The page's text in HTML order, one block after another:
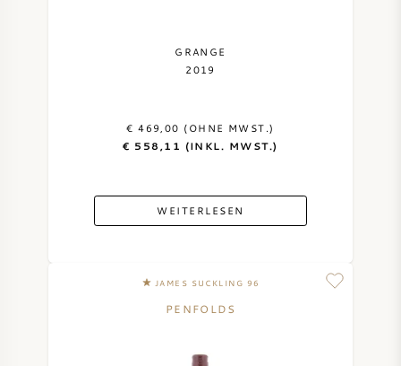
GRANGE
2019
€ 469,00 (OHNE MWST.)
€ 558,11 (INKL. MWST.)
WEITERLESEN
JAMES SUCKLING 96
PENFOLDS